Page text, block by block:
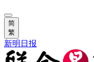
简
繁
新明日报